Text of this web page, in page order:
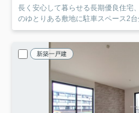
長く安心して暮らせる長期優良住宅
のゆとりある敷地に駐車スペース2
新築一戸建